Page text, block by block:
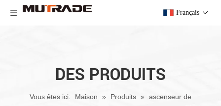
Français
DES PRODUITS
Vous êtes ici: Maison » Produits » ascenseur de